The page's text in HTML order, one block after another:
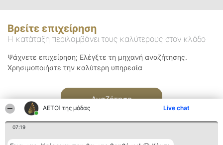
ΑΕΤΟΊ της μόδας Live chat
07:19
Βρείτε επιχείρηση
Η κατάταξη περιλαμβάνει τους καλύτερους στον κλάδο
Ψάχνετε επιχείρηση; Ελέγξτε τη μηχανή αναζήτησης.
Χρησιμοποιήστε την καλύτερη υπηρεσία
Αναζήτηση